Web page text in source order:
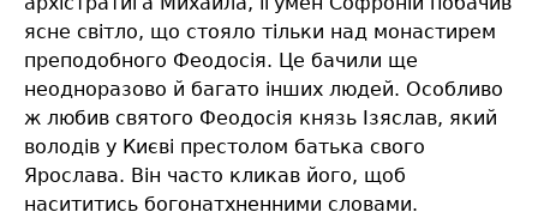
ясне світло, що стояло тільки над монастирем
преподобного Феодосія. Це бачили ще
неодноразово й багато інших людей. Особливо
ж любив святого Феодосія князь Ізяслав, який
володів у Києві престолом батька свого
Ярослава. Він часто кликав його, щоб
насититись богонатхненними словами.